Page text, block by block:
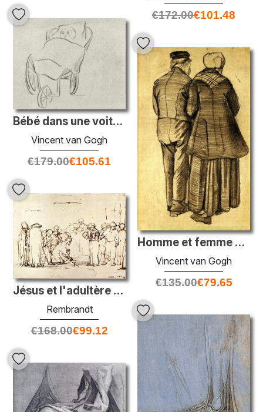
€172.00€101.48
Bébé dans une voiture
Vincent van Gogh
€179.00€105.61
Homme et femme vues de l'arrière
Vincent van Gogh
€135.00€79.65
Jésus et l'adultère par Rembrandt
Rembrandt
€168.00€99.12